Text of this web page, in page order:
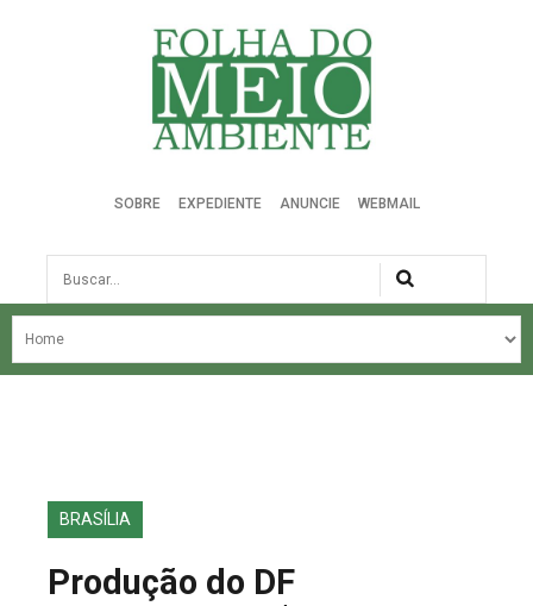
Folha do Meio Ambiente
SOBRE EXPEDIENTE ANUNCIE WEBMAIL
Busca
NOSSA HISTÓRIA
EDIÇÕES ANTERIORES
BRASÍLIA
Produção do DF